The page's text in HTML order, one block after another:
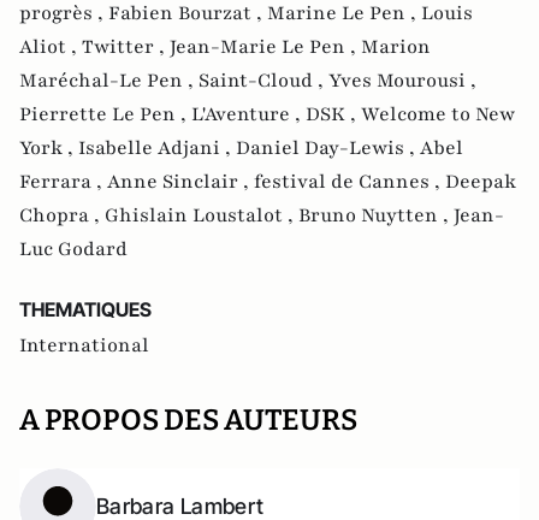
progrès , Fabien Bourzat , Marine Le Pen , Louis
Aliot , Twitter , Jean-Marie Le Pen , Marion
Maréchal-Le Pen , Saint-Cloud , Yves Mourousi ,
Pierrette Le Pen , L'Aventure , DSK , Welcome to New
York , Isabelle Adjani , Daniel Day-Lewis , Abel
Ferrara , Anne Sinclair , festival de Cannes , Deepak
Chopra , Ghislain Loustalot , Bruno Nuytten , Jean-
Luc Godard
THEMATIQUES
International
A PROPOS DES AUTEURS
Barbara Lambert